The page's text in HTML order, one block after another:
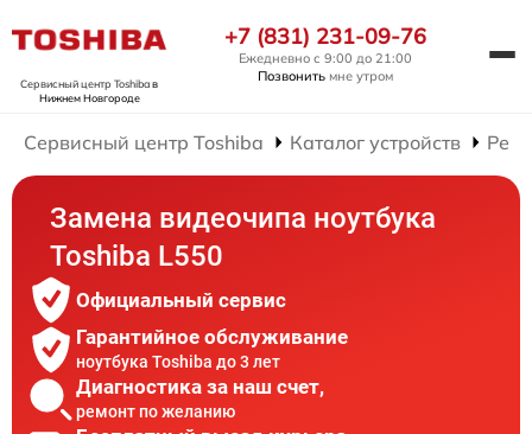
Сервисный центр Toshibaв
Нижнем Новгороде
+7 (831) 231-09-76
Ежедневно с 9:00 до 21:00
Позвонить мне утром
Сервисный центр Toshiba Каталог устройств
Замена видеочипа ноутбука
Toshiba L550
Официальный сервис
Гарантийное обслуживание
ноутбука Toshiba до 3 лет
Диагностика за наш счет,
ремонт по желанию